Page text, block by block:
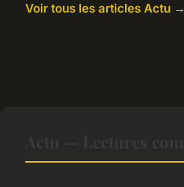
Voir tous les articles Actu →